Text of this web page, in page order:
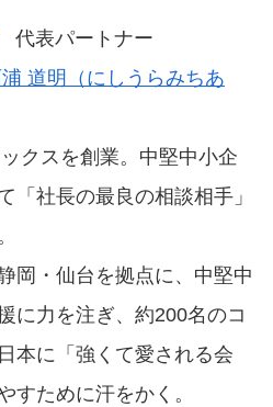
表パートナー
道明（にしうらみちあ
クスを創業。中堅中小企
「社長の最良の相談相手」
岡・仙台を拠点に、中堅中
に力を注ぎ、約200名のコ
本に「強くて愛される会
すために汗をかく。